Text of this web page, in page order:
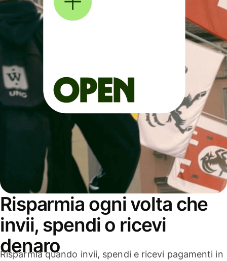
Risparmia ogni volta che
invii, spendi o ricevi
denaro
Risparmia quando invii, spendi e ricevi pagamenti in